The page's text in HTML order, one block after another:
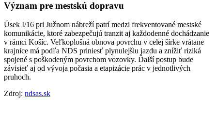
Význam pre mestskú dopravu
Úsek I/16 pri Južnom nábreží patrí medzi frekventované mestské
komunikácie, ktoré zabezpečujú tranzit aj každodenné dochádzanie
v rámci Košíc. Veľkoplošná obnova povrchu v celej šírke vrátane
krajnice má podľa NDS priniesť plynulejšiu jazdu a znížiť riziká
spojené s poškodeným povrchom vozovky. Ďalší postup bude
závisieť aj od vývoja počasia a etapizácie prác v jednotlivých
pruhoch.
Zdroj: ndsas.sk